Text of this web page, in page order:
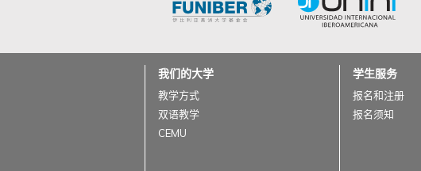
我们的大学
教学方式
双语教学
CEMU
学生服务
报名和注册
报名须知